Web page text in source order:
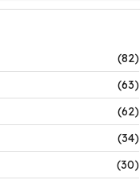
(82)
(63)
(62)
(34)
(30)